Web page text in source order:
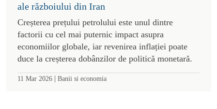
ale războiului din Iran
Creșterea prețului petrolului este unul dintre
factorii cu cel mai puternic impact asupra
economiilor globale, iar revenirea inflației poate
duce la creșterea dobânzilor de politică monetară.
11 Mar 2026 | Banii si economia